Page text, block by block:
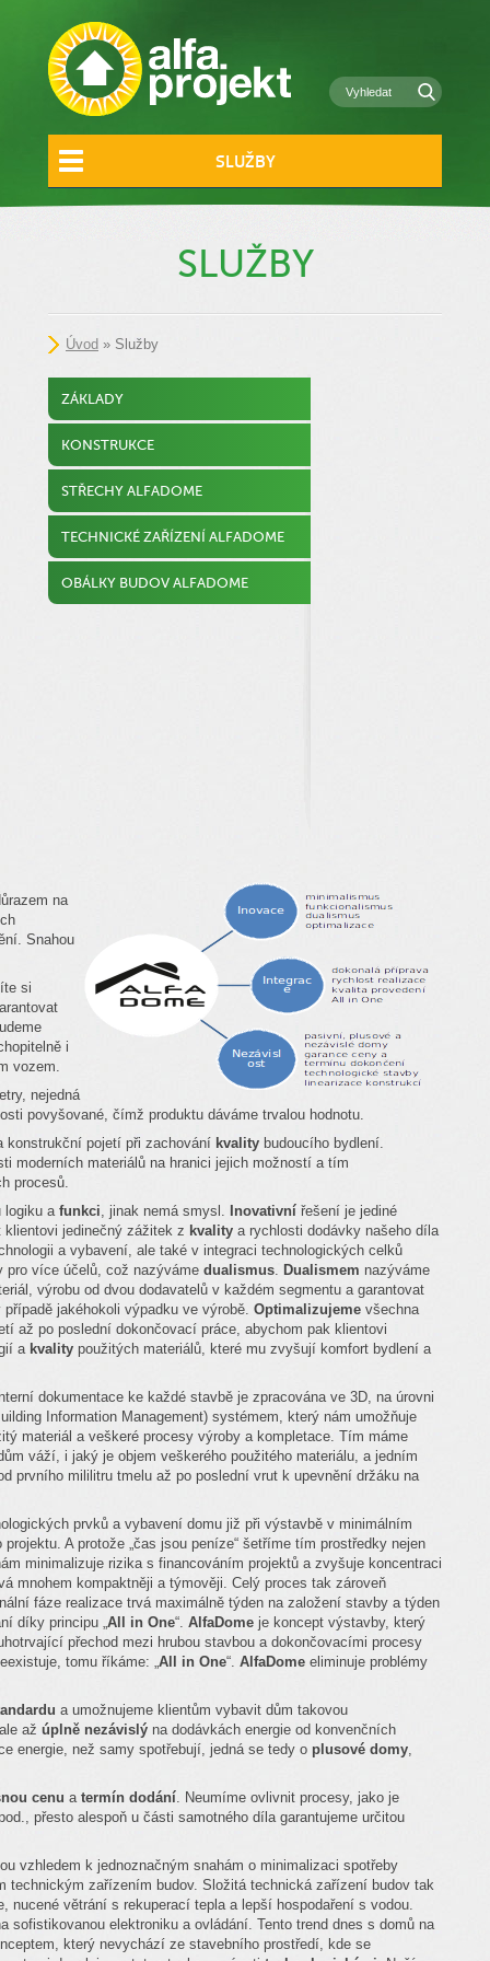
SLUŽBY
SLUŽBY
Úvod » Služby
ZÁKLADY
KONSTRUKCE
STŘECHY ALFADOME
TECHNICKÉ ZAŘÍZENÍ ALFADOME
OBÁLKY BUDOV ALFADOME
na
Snahou
si
i
vozem.
nejedná
povyšované, čímž produktu dáváme trvalou hodnotu.
konstrukční pojetí při zachování kvality budoucího bydlení.
moderních materiálů na hranici jejich možností a tím
procesů.
logiku a funkci, jinak nemá smysl. Inovativní řešení je jediné
jedinečný zážitek z kvality a rychlosti dodávky našeho díla
a vybavení, ale také v integraci technologických celků
pro více účelů, což nazýváme dualismus. Dualismem nazýváme
výrobu od dvou dodavatelů v každém segmentu a garantovat
jakéhokoli výpadku ve výrobě. Optimalizujeme všechna
až po poslední dokončovací práce, abychom pak klientovi
a kvality použitých materiálů, které mu zvyšují komfort bydlení a
dokumentace ke každé stavbě je zpracována ve 3D, na úrovni
Information Management) systémem, který nám umožňuje
materiál a veškeré procesy výroby a kompletace. Tím máme
váží, i jaký je objem veškerého použitého materiálu, a jedním
prvního mililitru tmelu až po poslední vrut k upevnění držáku na
prvků a vybavení domu již při výstavbě v minimálním
A protože „čas jsou peníze“ šetříme tím prostředky nejen
minimalizuje rizika s financováním projektů a zvyšuje koncentraci
mnohem kompaktněji a týmověji. Celý proces tak zároveň
fáze realizace trvá maximálně týden na založení stavby a týden
díky principu „All in One“. AlfaDome je koncept výstavby, který
přechod mezi hrubou stavbou a dokončovacími procesy
tomu říkáme: „All in One“. AlfaDome eliminuje problémy
a umožnujeme klientům vybavit dům takovou
až úplně nezávislý na dodávkách energie od konvenčních
energie, než samy spotřebují, jedná se tedy o plusové domy,
cenu a termín dodání. Neumíme ovlivnit procesy, jako je
přesto alespoň u části samotného díla garantujeme určitou
vzhledem k jednoznačným snahám o minimalizaci spotřeby
technickým zařízením budov. Složitá technická zařízení budov tak
nucené větrání s rekuperací tepla a lepší hospodaření s vodou.
elektroniku a ovládání. Tento trend dnes s domů na
který nevychází ze stavebního prostředí, kde se